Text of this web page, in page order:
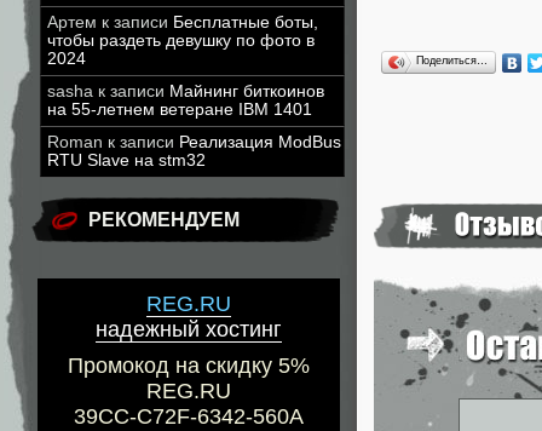
Артем к записи Бесплатные боты,
чтобы раздеть девушку по фото в
2024
sasha к записи Майнинг биткоинов
на 55-летнем ветеране IBM 1401
Roman к записи Реализация ModBus
RTU Slave на stm32
РЕКОМЕНДУЕМ
REG.RU
надежный хостинг
Промокод на скидку 5%
REG.RU
39CC-C72F-6342-560A
Поделиться…